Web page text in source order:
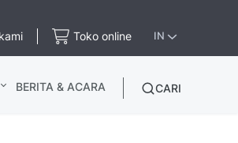
Toko online IN
BERITA & ACARA CARI